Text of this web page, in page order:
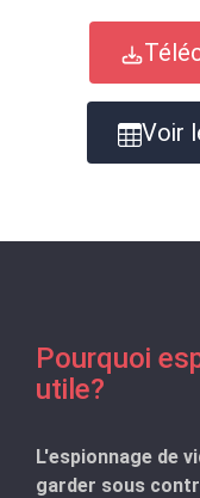
Voir
Pourquoi
utile?
L'espionnage de
garder sous